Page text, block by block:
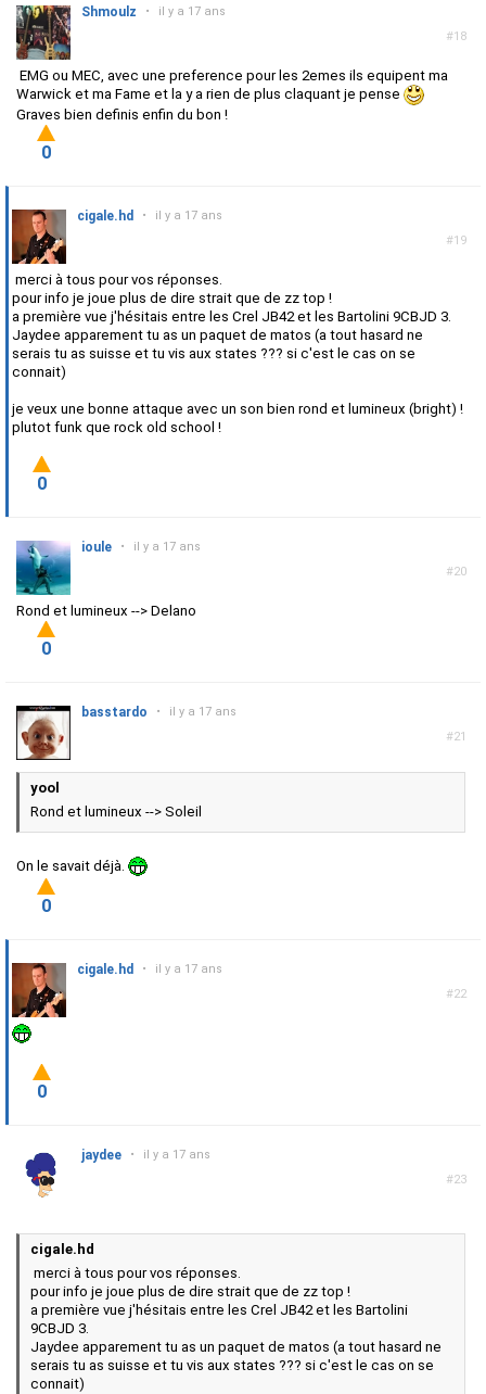
#18
Shmoulz • il y a 17 ans
EMG ou MEC, avec une preference pour les 2emes ils equipent ma
Warwick et ma Fame et la y a rien de plus claquant je pense
Graves bien definis enfin du bon !
0
#19
cigale.hd • il y a 17 ans
merci à tous pour vos réponses.
pour info je joue plus de dire strait que de zz top !
a première vue j'hésitais entre les Crel JB42 et les Bartolini 9CBJD 3.
Jaydee apparement tu as un paquet de matos (a tout hasard ne
serais tu as suisse et tu vis aux states ??? si c'est le cas on se
connait)
je veux une bonne attaque avec un son bien rond et lumineux (bright) !
plutot funk que rock old school !
0
#20
ioule • il y a 17 ans
Rond et lumineux --> Delano
0
#21
basstardo • il y a 17 ans
yool
Rond et lumineux --> Soleil
On le savait déjà.
0
#22
cigale.hd • il y a 17 ans
0
#23
jaydee • il y a 17 ans
cigale.hd
merci à tous pour vos réponses.
pour info je joue plus de dire strait que de zz top !
a première vue j'hésitais entre les Crel JB42 et les Bartolini
9CBJD 3.
Jaydee apparement tu as un paquet de matos (a tout hasard ne
serais tu as suisse et tu vis aux states ??? si c'est le cas on se
connait)